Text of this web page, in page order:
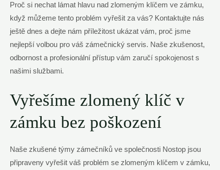
Proč si nechat lámat hlavu nad zlomeným klíčem ve zámku,
když můžeme tento problém vyřešit za vás? Kontaktujte nás
ještě dnes a dejte nám příležitost ukázat vám, proč jsme
nejlepší volbou pro váš zámečnický servis. Naše zkušenost,
odbornost a profesionální přístup vám zaručí spokojenost s
našimi službami.
Vyřešíme zlomený klíč v
zámku bez poškození
Naše zkušené týmy zámečníků ve společnosti Nostop jsou
připraveny vyřešit váš problém se zlomeným klíčem v zámku,